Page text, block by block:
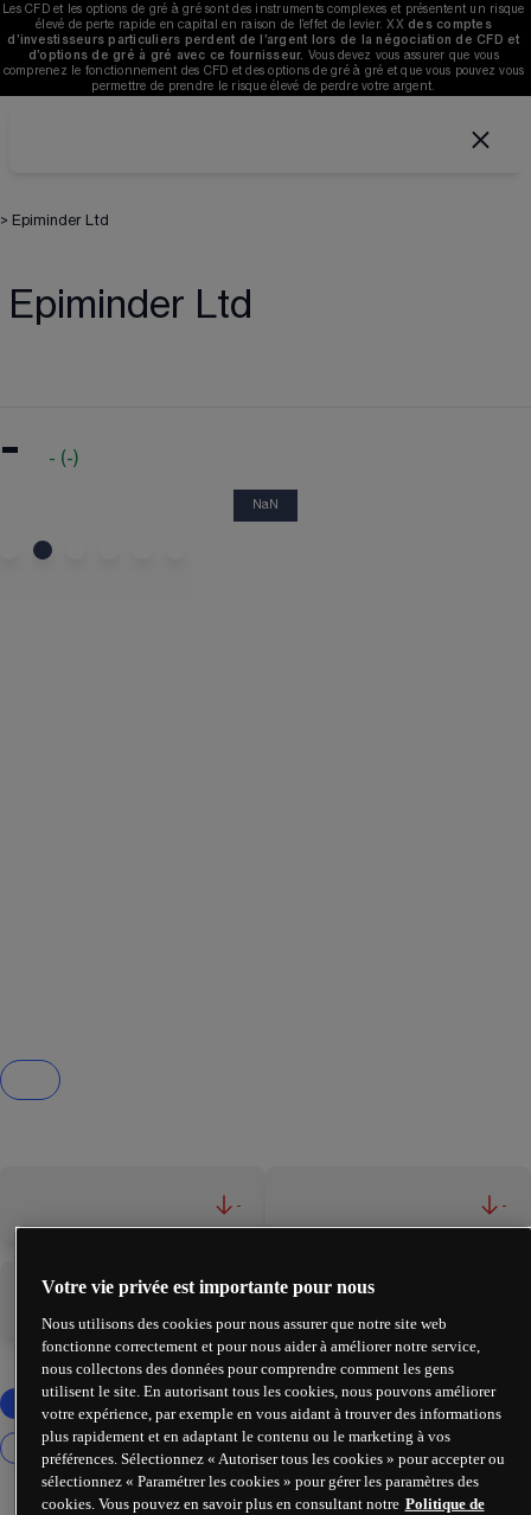
Les CFD et les options de gré à gré sont des instruments complexes et présentent un risque
élevé de perte rapide en capital en raison de l’effet de levier. XX des comptes
d’investisseurs particuliers perdent de l’argent lors de la négociation de CFD et
d’options de gré à gré avec ce fournisseur. Vous devez vous assurer que vous
comprenez le fonctionnement des CFD et des options de gré à gré et que vous pouvez vous
permettre de prendre le risque élevé de perdre votre argent.
> Epiminder Ltd
Epiminder Ltd
- - (-)
NaN
- -
Votre vie privée est importante pour nous
Nous utilisons des cookies pour nous assurer que notre site web
fonctionne correctement et pour nous aider à améliorer notre service,
nous collectons des données pour comprendre comment les gens
utilisent le site. En autorisant tous les cookies, nous pouvons améliorer
votre expérience, par exemple en vous aidant à trouver des informations
plus rapidement et en adaptant le contenu ou le marketing à vos
préférences. Sélectionnez « Autoriser tous les cookies » pour accepter ou
sélectionnez « Paramétrer les cookies » pour gérer les paramètres des
cookies. Vous pouvez en savoir plus en consultant notre Politique de